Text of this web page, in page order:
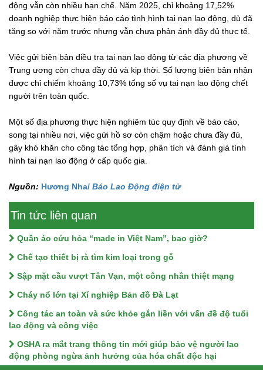
động vẫn còn nhiều hạn chế. Năm 2025, chỉ khoảng 17,52%
doanh nghiệp thực hiện báo cáo tình hình tai nạn lao động, dù đã
tăng so với năm trước nhưng vẫn chưa phản ánh đầy đủ thực tế.
Việc gửi biên bản điều tra tai nạn lao động từ các địa phương về
Trung ương còn chưa đầy đủ và kịp thời. Số lượng biên bản nhận
được chỉ chiếm khoảng 10,73% tổng số vụ tai nạn lao động chết
người trên toàn quốc.
Một số địa phương thực hiện nghiêm túc quy định về báo cáo,
song tại nhiều nơi, việc gửi hồ sơ còn chậm hoặc chưa đầy đủ,
gây khó khăn cho công tác tổng hợp, phân tích và đánh giá tình
hình tai nạn lao động ở cấp quốc gia.
Nguồn: Hương Nha/ Báo Lao Động điện tử
Tin tức liên quan
Quần áo cứu hỏa “made in Việt Nam”, bao giờ?
Chế tạo thiết bị rà tìm kim loại trong gỗ
Sập mặt cầu vượt Tân Vạn, một công nhân thiệt mạng
Cháy nổ lớn tại Xí nghiệp Bản đồ Đà Lạt
Công tác an toàn và sức khỏe gắn liền với vấn đề độ tuổi
lao động và công việc
OSHA ra mắt trang thông tin mới giúp bảo vệ người lao
động phòng ngừa ảnh hưởng của hóa chất độc hại